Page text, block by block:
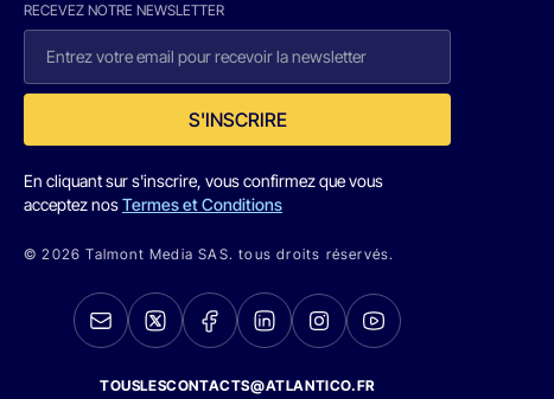
RECEVEZ NOTRE NEWSLETTER
S'INSCRIRE
En cliquant sur s'inscrire, vous confirmez que vous
acceptez nosTermes et Conditions
© 2026 Talmont Media SAS. tous droits réservés.
TOUSLESCONTACTS@ATLANTICO.FR